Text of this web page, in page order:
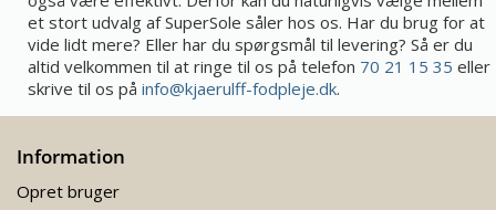
et stort udvalg af SuperSole såler hos os. Har du brug for at
vide lidt mere? Eller har du spørgsmål til levering? Så er du
altid velkommen til at ringe til os på telefon 70 21 15 35 eller
skrive til os på info@kjaerulff-fodpleje.dk.
Information
Opret bruger